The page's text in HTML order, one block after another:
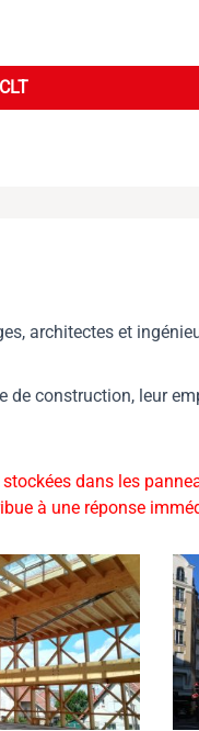
architectes et
de construction, leur
stockées dans les
à une réponse